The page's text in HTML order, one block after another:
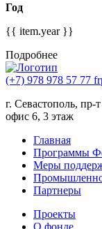
Год
{{ item.year }}
Подробнее
(+7) 978 978 57 77
г. Севастополь,
офис 6, 3 этаж
Главная
Программы
Меры
Партнеры
Проекты
О фонде